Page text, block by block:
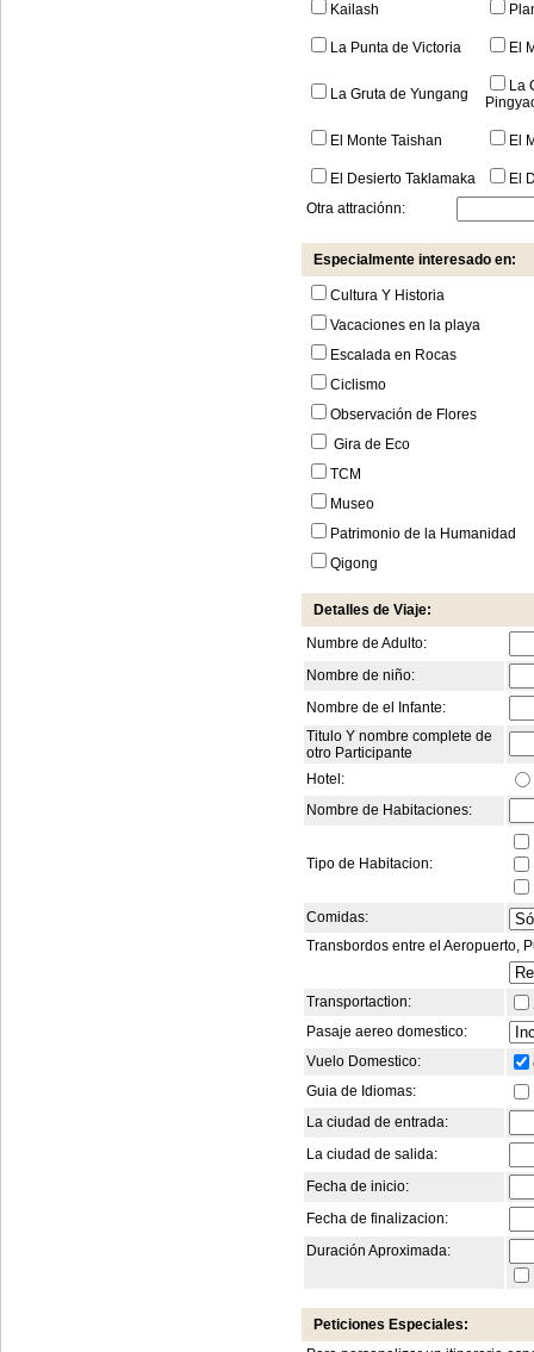
Kailash
La Punta de Victoria El
La Gruta de Yungang
La
El Monte Taishan El
El Desierto Taklamaka
El
Otra attraciónn:
Especialmente interesado en:
Cultura Y Historia
Vacaciones en la playa
Escalada en Rocas
Ciclismo
Observación de Flores
Gira de Eco
TCM
Museo
Patrimonio de la Humanidad
Qigong
Detalles de Viaje:
Numbre de Adulto:
Nombre de niño:
Nombre de el Infante:
Titulo Y nombre complete de
otro Participante
Hotel:
Nombre de Habitaciones:
Tipo de Habitacion:
Comidas:
Transbordos entre el Aeropuerto,
Transportaction:
Pasaje aereo domestico:
Vuelo Domestico:
Guia de Idiomas:
La ciudad de entrada:
La ciudad de salida:
Fecha de inicio:
Fecha de finalizacion:
Duración Aproximada:
Peticiones Especiales: